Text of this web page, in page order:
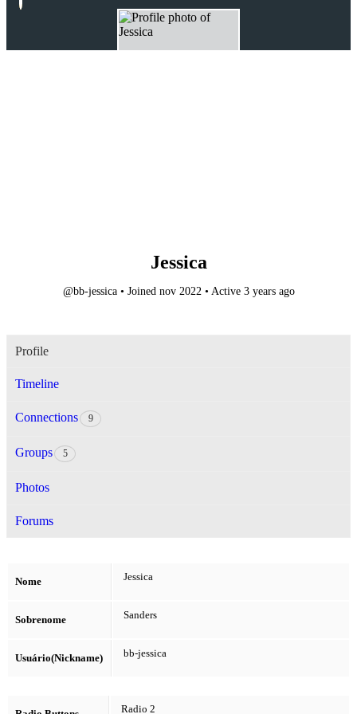
Jessica
@bb-jessica • Joined nov 2022 • Active 3 years ago
Profile
Timeline
Connections 9
Groups 5
Photos
Forums
Nome Jessica
Sobrenome Sanders
Usuário(Nickname) bb-jessica
Radio 2